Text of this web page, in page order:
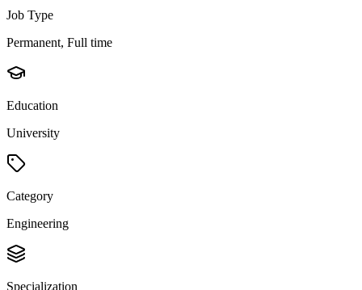
Job Type
Permanent, Full time
Education
University
Category
Engineering
Specialization